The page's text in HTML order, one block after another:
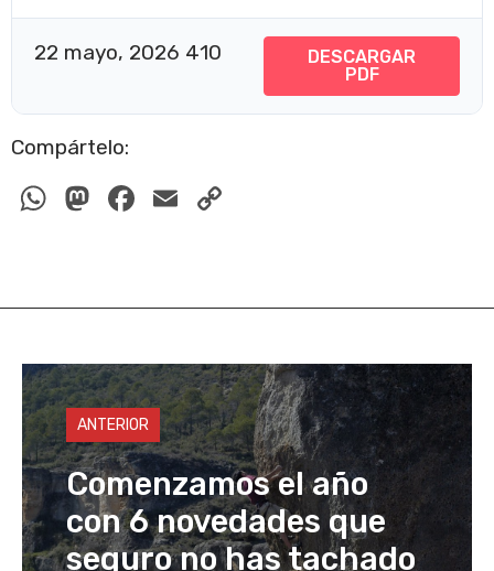
22 mayo, 2026 410
DESCARGAR
PDF
Compártelo:
W
s
p
p
M
o
o
n
F
e
o
o
k
E
y
n
k
ANTERIOR
Comenzamos el año
con 6 novedades que
seguro no has tachado